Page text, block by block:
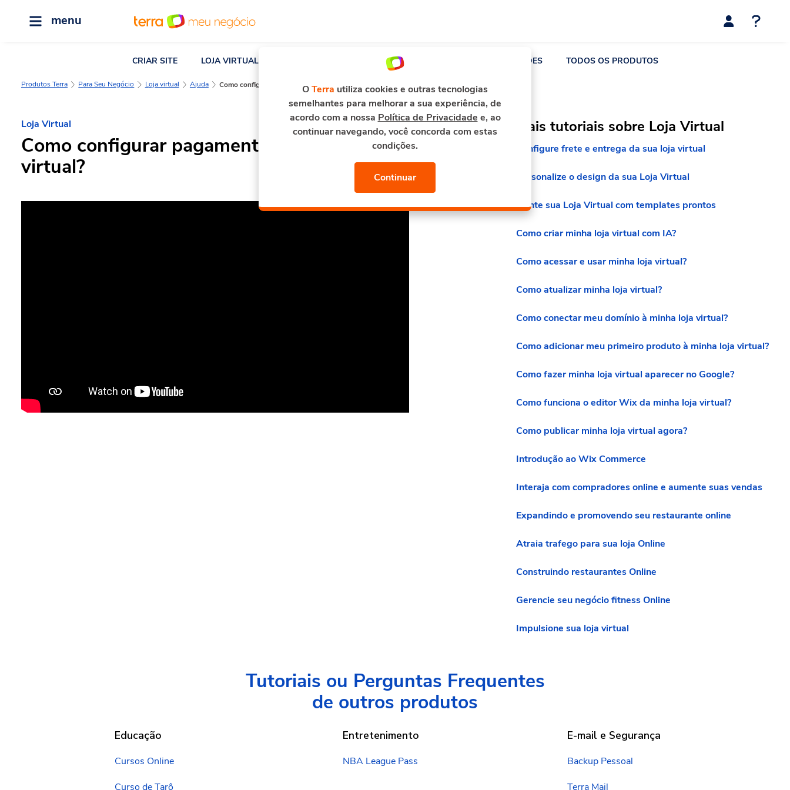
menu
CRIAR SITE LOJA VIRTUAL HOSPEDAGEM MAIS SOLUÇÕES TODOS OS PRODUTOS
Produtos Terra Para Seu Negócio Loja virtual Ajuda Como configurar pagamentos na minha loja virtual?
Loja Virtual
Como configurar pagamentos na minha loja
virtual?
Mais tutoriais sobre Loja Virtual
Configure frete e entrega da sua loja virtual
Personalize o design da sua Loja Virtual
Monte sua Loja Virtual com templates prontos
Como criar minha loja virtual com IA?
Como acessar e usar minha loja virtual?
Como atualizar minha loja virtual?
Como conectar meu domínio à minha loja virtual?
Como adicionar meu primeiro produto à minha loja virtual?
Como fazer minha loja virtual aparecer no Google?
Como funciona o editor Wix da minha loja virtual?
Como publicar minha loja virtual agora?
Introdução ao Wix Commerce
Interaja com compradores online e aumente suas vendas
Expandindo e promovendo seu restaurante online
Atraia trafego para sua loja Online
Construindo restaurantes Online
Gerencie seu negócio fitness Online
Impulsione sua loja virtual
Tutoriais ou Perguntas Frequentes
de outros produtos
Educação
Cursos Online
Curso de Tarô
Entretenimento
NBA League Pass
E-mail e Segurança
Backup Pessoal
Terra Mail
OTerra utiliza cookies e outras tecnologias
semelhantes para melhorar a sua experiência, de
acordo com a nossa Política de Privacidade e, ao
continuar navegando, você concorda com estas
condições.
Continuar